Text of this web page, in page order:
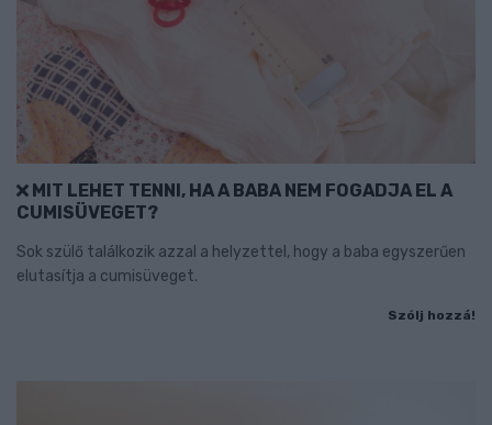
MIT LEHET TENNI, HA A BABA NEM FOGADJA EL A
CUMISÜVEGET?
Sok szülő találkozik azzal a helyzettel, hogy a baba egyszerűen
elutasítja a cumisüveget.
Szólj hozzá!